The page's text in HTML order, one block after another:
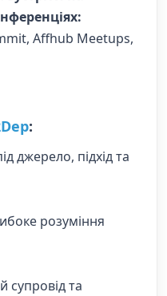
Affhub Meetups,
:
джерело, підхід та
розуміння
супровід та